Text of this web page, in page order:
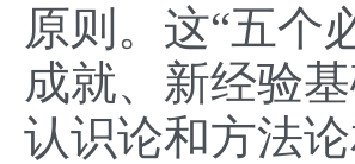
原则。这“五个
成就、新经验
认识论和方法